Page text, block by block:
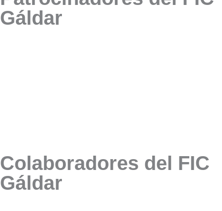
Gáldar
Colaboradores del FIC
Gáldar